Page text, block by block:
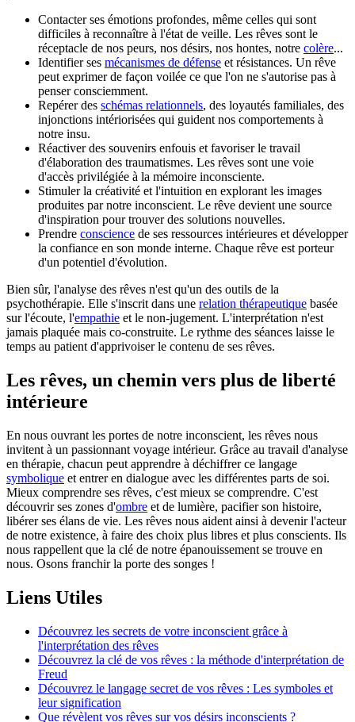
Contacter ses émotions profondes, même celles qui sont
difficiles à reconnaître à l'état de veille. Les rêves sont le
réceptacle de nos peurs, nos désirs, nos hontes, notre colère...
Identifier ses mécanismes de défense et résistances. Un rêve
peut exprimer de façon voilée ce que l'on ne s'autorise pas à
penser consciemment.
Repérer des schémas relationnels, des loyautés familiales, des
injonctions intériorisées qui guident nos comportements à
notre insu.
Réactiver des souvenirs enfouis et favoriser le travail
d'élaboration des traumatismes. Les rêves sont une voie
d'accès privilégiée à la mémoire inconsciente.
Stimuler la créativité et l'intuition en explorant les images
produites par notre inconscient. Le rêve devient une source
d'inspiration pour trouver des solutions nouvelles.
Prendre conscience de ses ressources intérieures et développer
la confiance en son monde interne. Chaque rêve est porteur
d'un potentiel d'évolution.
Bien sûr, l'analyse des rêves n'est qu'un des outils de la
psychothérapie. Elle s'inscrit dans une relation thérapeutique basée
sur l'écoute, l'empathie et le non-jugement. L'interprétation n'est
jamais plaquée mais co-construite. Le rythme des séances laisse le
temps au patient d'apprivoiser le contenu de ses rêves.
Les rêves, un chemin vers plus de liberté
intérieure
En nous ouvrant les portes de notre inconscient, les rêves nous
invitent à un passionnant voyage intérieur. Grâce au travail d'analyse
en thérapie, chacun peut apprendre à déchiffrer ce langage
symbolique et entrer en dialogue avec les différentes parts de soi.
Mieux comprendre ses rêves, c'est mieux se comprendre. C'est
découvrir ses zones d'ombre et de lumière, pacifier son histoire,
libérer ses élans de vie. Les rêves nous aident ainsi à devenir l'acteur
de notre existence, à faire des choix plus libres et plus conscients. Ils
nous rappellent que la clé de notre épanouissement se trouve en
nous. Osons franchir la porte des songes !
Liens Utiles
Découvrez les secrets de votre inconscient grâce à
l'interprétation des rêves
Découvrez la clé de vos rêves : la méthode d'interprétation de
Freud
Découvrez le langage secret de vos rêves : Les symboles et
leur signification
Que révèlent vos rêves sur vos désirs inconscients ?